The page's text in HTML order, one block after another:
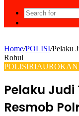
Home/POLISI/Pelaku
Rohul
POLISIRIAU
Pelaku
Resmob